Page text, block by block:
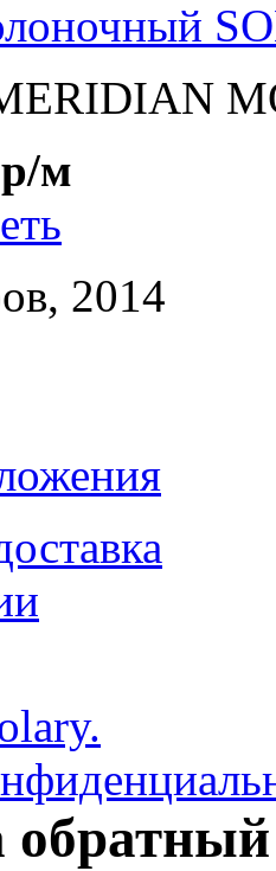
м
2014